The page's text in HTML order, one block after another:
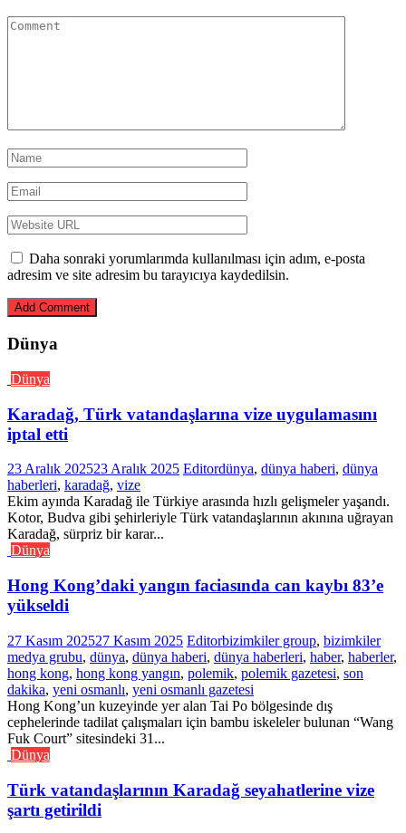
Daha sonraki yorumlarımda kullanılması için adım, e-posta
adresim ve site adresim bu tarayıcıya kaydedilsin.
Dünya
Dünya
Karadağ, Türk vatandaşlarına vize uygulamasını
iptal etti
23 Aralık 202523 Aralık 2025 Editordünya, dünya haberi, dünya
haberleri, karadağ, vize
Ekim ayında Karadağ ile Türkiye arasında hızlı gelişmeler yaşandı.
Kotor, Budva gibi şehirleriyle Türk vatandaşlarının akınına uğrayan
Karadağ, sürpriz bir karar...
Dünya
Hong Kong’daki yangın faciasında can kaybı 83’e
yükseldi
27 Kasım 202527 Kasım 2025 Editorbizimkiler group, bizimkiler
medya grubu, dünya, dünya haberi, dünya haberleri, haber, haberler,
hong kong, hong kong yangın, polemik, polemik gazetesi, son
dakika, yeni osmanlı, yeni osmanlı gazetesi
Hong Kong’un kuzeyinde yer alan Tai Po bölgesinde dış
cephelerinde tadilat çalışmaları için bambu iskeleler bulunan “Wang
Fuk Court” sitesindeki 31...
Dünya
Türk vatandaşlarının Karadağ seyahatlerine vize
şartı getirildi